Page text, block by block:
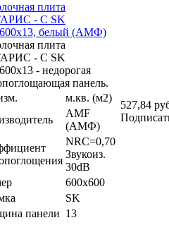
плита
- C SK
белый (АМФ)
плита
- C SK
- недорогая
панель.
м.кв. (м2)
AMF
(АМФ)
NRC=0,70
Звукоиз.
30dB
600x600
SK
панели 13
527,84